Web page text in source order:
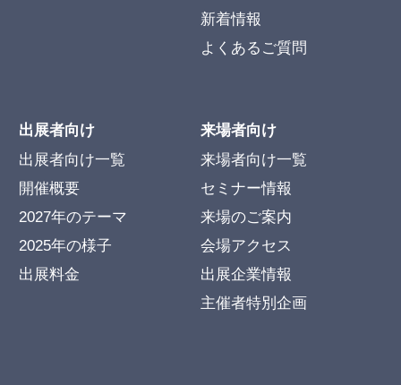
新着情報
よくあるご質問
出展者向け
出展者向け一覧
開催概要
2027年のテーマ
2025年の様子
出展料金
来場者向け
来場者向け一覧
セミナー情報
来場のご案内
会場アクセス
出展企業情報
主催者特別企画